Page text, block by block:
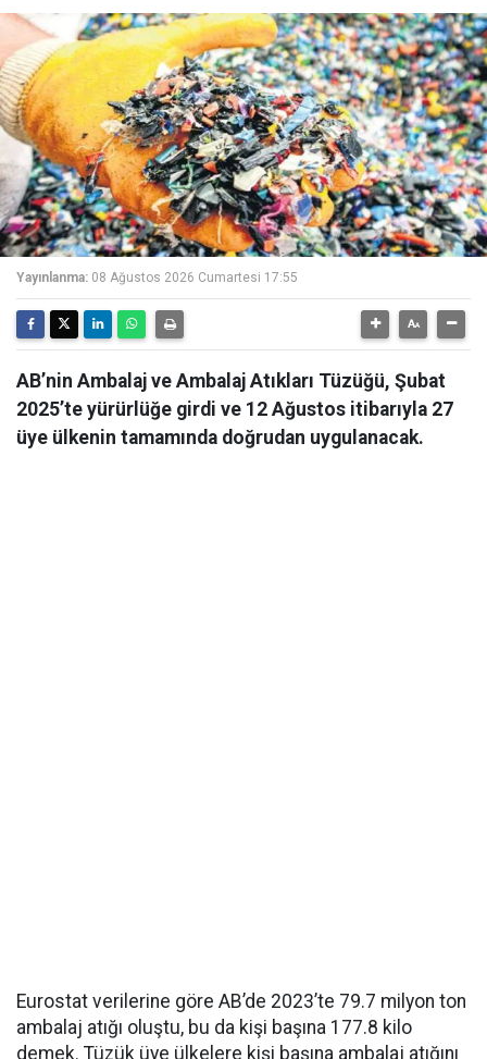
Yayınlanma: 08 Ağustos 2026 Cumartesi 17:55
AB’nin Ambalaj ve Ambalaj Atıkları Tüzüğü, Şubat
2025’te yürürlüğe girdi ve 12 Ağustos itibarıyla 27
üye ülkenin tamamında doğrudan uygulanacak.
Eurostat verilerine göre AB’de 2023’te 79.7 milyon ton
ambalaj atığı oluştu, bu da kişi başına 177.8 kilo
demek. Tüzük üye ülkelere kişi başına ambalaj atığını